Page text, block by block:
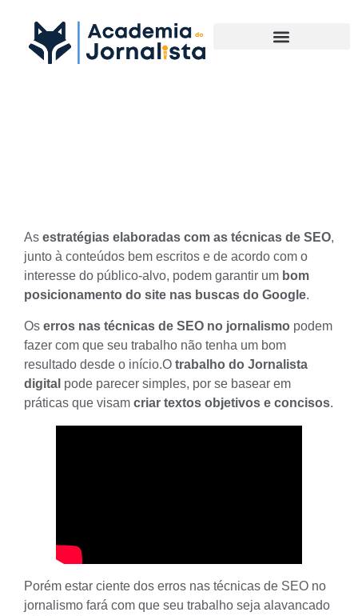
As estratégias elaboradas com as técnicas de SEO,
junto à conteúdos bem escritos e de acordo com o
interesse do público-alvo, podem garantir um bom
posicionamento do site nas buscas do Google.
Os erros nas técnicas de SEO no jornalismo podem
fazer com que seu trabalho não tenha um bom
resultado desde o início.O trabalho do Jornalista
digital pode parecer simples, por se basear em
práticas que visam criar textos objetivos e concisos.
Porém estar ciente dos erros nas técnicas de SEO no
jornalismo fará com que seu trabalho seja alavancado